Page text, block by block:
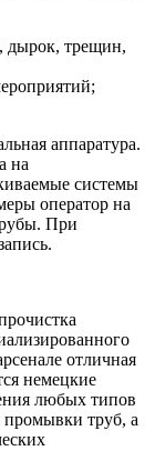
дырок, трещин,
аппаратура.
на
системы
оператор на
При
отличная
немецкие
любых типов
промывки труб, а